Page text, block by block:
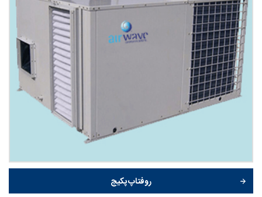
روفتاپ پکیج